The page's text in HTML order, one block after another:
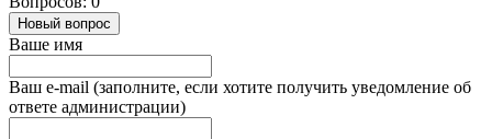
Новый вопрос
Ваше имя
Ваш e-mail (заполните, если хотите получить уведомление об
ответе администрации)